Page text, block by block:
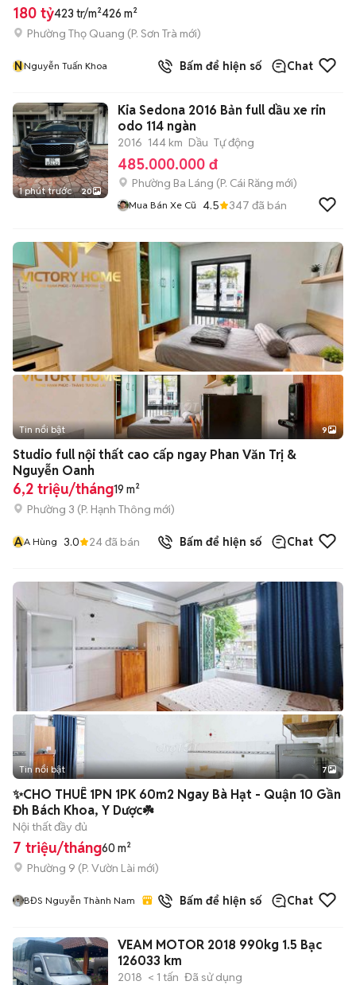
180 tỷ423 tr/m²426 m²
Phường Thọ Quang (P. Sơn Trà mới)
NNguyễn Tuấn Khoa Bấm để hiện số Chat
1 phút trước 20
Kia Sedona 2016 Bản full dầu xe rin
odo 114 ngàn
2016 144 km Dầu Tự động
485.000.000 đ
Phường Ba Láng (P. Cái Răng mới)
Mua Bán Xe Cũ 4.5 347 đã bán
+2
Tin nổi bật 9
Studio full nội thất cao cấp ngay Phan Văn Trị &
Nguyễn Oanh
6,2 triệu/tháng19 m²
Phường 3 (P. Hạnh Thông mới)
AA Hùng 3.0 24đã bán Bấm để hiện số Chat
+2
Tin nổi bật 7
✨CHO THUÊ 1PN 1PK 60m2 Ngay Bà Hạt - Quận 10 Gần
Đh Bách Khoa, Y Dược☘️
Nội thất đầy đủ
7 triệu/tháng60 m²
Phường 9 (P. Vườn Lài mới)
BĐS Nguyễn Thành Nam 2đã bánBấm để hiện số Chat
VEAM MOTOR 2018 990kg 1.5 Bạc
126033 km
2018 < 1 tấn Đã sử dụng